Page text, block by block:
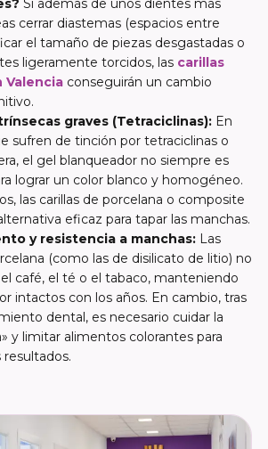
Si además de unos dientes más
cerrar diastemas (espacios entre
el tamaño de piezas desgastadas o
ligeramente torcidos, las carillas
Valencia conseguirán un cambio
graves (Tetraciclinas): En
sufren de tinción por tetraciclinas o
el gel blanqueador no siempre es
lograr un color blanco y homogéneo.
las carillas de porcelana o composite
eficaz para tapar las manchas.
y resistencia a manchas: Las
(como las de disilicato de litio) no
café, el té o el tabaco, manteniendo
intactos con los años. En cambio, tras
dental, es necesario cuidar la
y limitar alimentos colorantes para